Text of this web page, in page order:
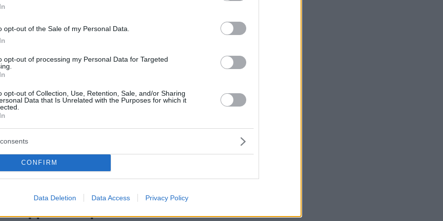
opt-out of the Sale of my Personal Data.
opt-out of processing my Personal Data for Targeted
opt-out of Collection, Use, Retention, Sale, and/or Sharing
Data that Is Unrelated with the Purposes for which it
CONFIRM
Data Deletion Data Access Privacy Policy
από τις κάμερες και παρενέβη - Η σημαία έγραφε
φωτογραφήθηκε με τη
του Κεμάλ Ατατούρκ στο
Ελασσόνας, σφοδρή
από την αντιπολίτευση
με τον Κεμάλ Ατατούρκ στο πλαίσιο υποδοχής
την Τουρκία και τη Γαλλία μέσω του προγράμματος
Γερμανό κωμικό που